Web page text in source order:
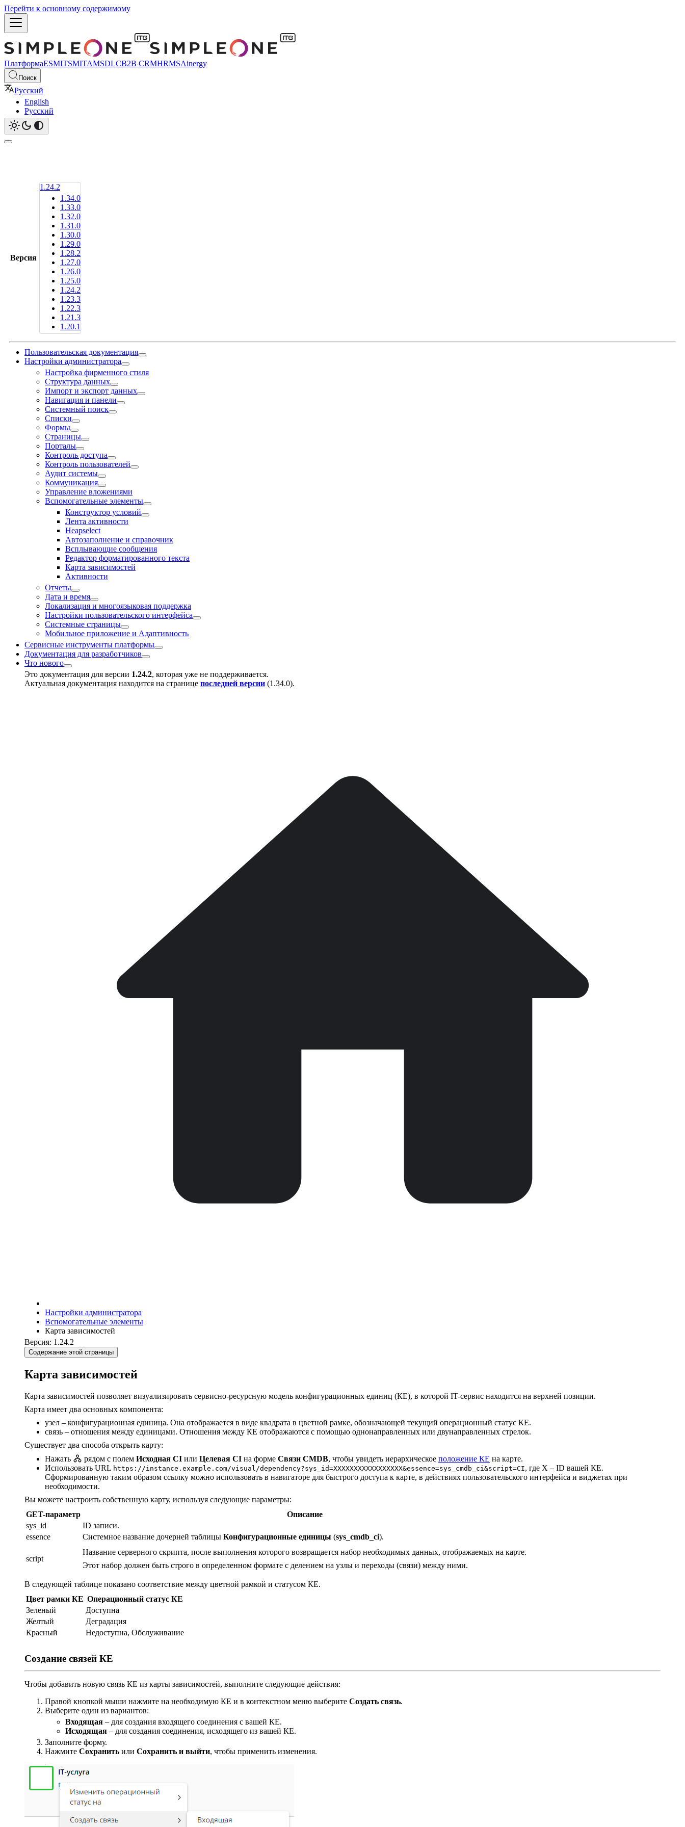
Перейти к основному содержимому
ПлатформаESMITSMITAMSDLCB2B CRMHRMSAinergy
Поиск
Русский
English
Русский
Версия
1.24.2
1.34.0
1.33.0
1.32.0
1.31.0
1.30.0
1.29.0
1.28.2
1.27.0
1.26.0
1.25.0
1.24.2
1.23.3
1.22.3
1.21.3
1.20.1
Пользовательская документация
Настройки администратора
Настройка фирменного стиля
Структура данных
Импорт и экспорт данных
Навигация и панели
Системный поиск
Списки
Формы
Страницы
Порталы
Контроль доступа
Контроль пользователей
Аудит системы
Коммуникация
Управление вложениями
Вспомогательные элементы
Конструктор условий
Лента активности
Heapselect
Автозаполнение и справочник
Всплывающие сообщения
Редактор форматированного текста
Карта зависимостей
Активности
Отчеты
Дата и время
Локализация и многоязыковая поддержка
Настройки пользовательского интерфейса
Системные страницы
Мобильное приложение и Адаптивность
Сервисные инструменты платформы
Документация для разработчиков
Что нового
Это документация для версии 1.24.2, которая уже не поддерживается.
Актуальная документация находится на странице последней версии (1.34.0).
Настройки администратора
Вспомогательные элементы
Карта зависимостей
Версия: 1.24.2
Содержание этой страницы
Карта зависимостей
Карта зависимостей позволяет визуализировать сервисно-ресурсную модель конфигурационных единиц (КЕ), в которой IT-сервис находится на верхней позиции.
Карта имеет два основных компонента:
узел – конфигурационная единица. Она отображается в виде квадрата в цветной рамке, обозначающей текущий операционный статус КЕ.
связь – отношения между единицами. Отношения между КЕ отображаются с помощью однонаправленных или двунаправленных стрелок.
Существует два способа открыть карту:
Нажать
рядом с полем Исходная CI или Целевая CI на форме Связи CMDB, чтобы увидеть иерархическое положение КЕ на карте.
Использовать URL https://instance.example.com/visual/dependency?sys_id=XXXXXXXXXXXXXXXXX&essence=sys_cmdb_ci&script=CI, где X – ID вашей КЕ.
Сформированную таким образом ссылку можно использовать в навигаторе для быстрого доступа к карте, в действиях пользовательского интерфейса и виджетах при
необходимости.
Вы можете настроить собственную карту, используя следующие параметры:
GET-параметр
Описание
sys_id
ID записи.
essence
Системное название дочерней таблицы Конфигурационные единицы (sys_cmdb_ci).
script
Название серверного скрипта, после выполнения которого возвращается набор необходимых данных, отображаемых на карте.
Этот набор должен быть строго в определенном формате с делением на узлы и переходы (связи) между ними.
В следующей таблице показано соответствие между цветной рамкой и статусом КЕ.
Цвет рамки КЕ Операционный статус КЕ
Зеленый
Доступна
Желтый
Деградация
Красный
Недоступна, Обслуживание
Создание связей КЕ
Чтобы добавить новую связь КЕ из карты зависимостей, выполните следующие действия:
Правой кнопкой мыши нажмите на необходимую КЕ и в контекстном меню выберите Создать связь.
Выберите один из вариантов:
Входящая – для создания входящего соединения с вашей КЕ.
Исходящая – для создания соединения, исходящего из вашей КЕ.
Заполните форму.
Нажмите Сохранить или Сохранить и выйти, чтобы применить изменения.